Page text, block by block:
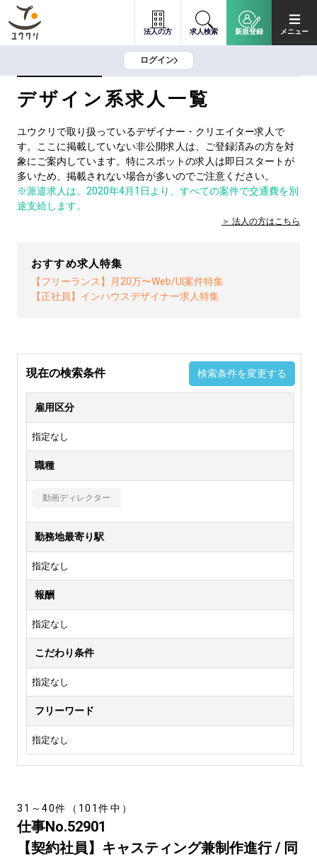
法人の方 求人検索 新規登録 メニュー
ログイン
デザイン系求人一覧
ユウクリで取り扱っているデザイナー・クリエイター求人で
す。ここに掲載していない非公開求人は、ご登録済みの方を対
象にご案内しています。特にスポットの求人は即日スタートが
多いため、掲載されない場合が多いのでご注意ください。
※派遣求人は、2020年4月1日より、すべての案件で交通費を別
途支給します。
法人の方はこちら
おすすめ求人特集
【フリーランス】月20万〜Web/UI案件特集
【正社員】インハウスデザイナー求人特集
現在の検索条件 検索条件を変更する
雇用区分
指定なし
職種
動画ディレクター
勤務地最寄り駅
指定なし
報酬
指定なし
こだわり条件
指定なし
フリーワード
指定なし
31～40件（101件中）
仕事No.52901
【契約社員】キャスティング兼制作進行 / 同